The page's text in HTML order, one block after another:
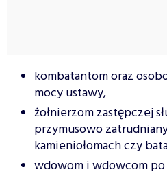
kombatantom oraz
mocy ustawy,
żołnierzom zastępczej
przymusowo
kamieniołomach czy
wdowom i wdowcom